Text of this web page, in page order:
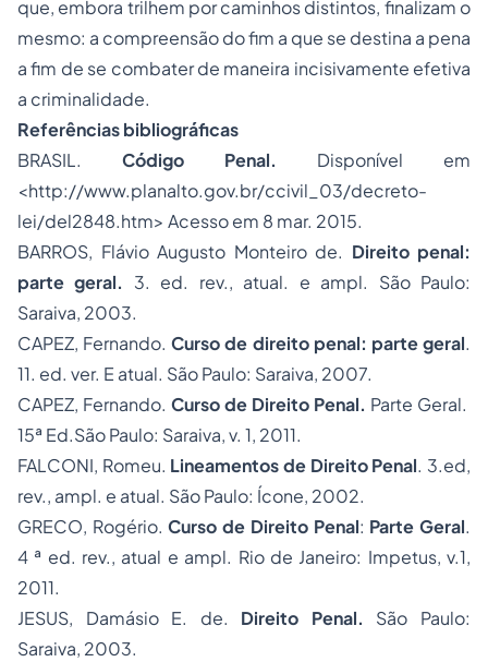
que, embora trilhem por caminhos distintos, finalizam o
mesmo: a compreensão do fim a que se destina a pena
a fim de se combater de maneira incisivamente efetiva
a criminalidade.
Referências bibliográficas
BRASIL. Código Penal. Disponível em
<http://www.planalto.gov.br/ccivil_03/decreto-
lei/del2848.htm> Acesso em 8 mar. 2015.
BARROS, Flávio Augusto Monteiro de. Direito penal:
parte geral.
3. ed. rev., atual. e ampl. São Paulo:
Saraiva, 2003.
CAPEZ, Fernando.Curso de direito penal: parte geral.
11. ed. ver. E atual. São Paulo: Saraiva, 2007.
CAPEZ, Fernando. Curso de Direito Penal. Parte Geral.
15ª Ed.São Paulo: Saraiva, v. 1, 2011.
FALCONI, Romeu. Lineamentos de Direito Penal. 3.ed,
rev., ampl. e atual. São Paulo: Ícone, 2002.
GRECO, Rogério.Curso de Direito Penal: Parte Geral.
4 ª ed. rev., atual e ampl. Rio de Janeiro: Impetus, v.1,
2011.
JESUS, Damásio E. de. Direito Penal. São Paulo:
Saraiva, 2003.